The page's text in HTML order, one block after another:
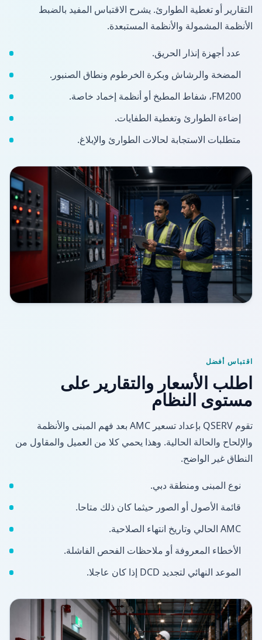
التقارير أو تغطية الطوارئ. يشرح الاقتباس المفيد بالضبط
الأنظمة المشمولة والأنظمة المستبعدة.
عدد أجهزة إنذار الحريق.
المضخة والرشاش وبكرة الخرطوم ونطاق الصنبور.
FM200، شفاط المطبخ أو أنظمة إخماد خاصة.
إضاءة الطوارئ وتغطية الطفايات.
متطلبات الاستجابة لحالات الطوارئ والإبلاغ.
اقتباس أفضل
اطلب الأسعار والتقارير على
مستوى النظام
تقوم QSERV بإعداد تسعير AMC بعد فهم المبنى والأنظمة
والإلحاح والحالة الحالية. وهذا يحمي كلا من العميل والمقاول من
النطاق غير الواضح.
نوع المبنى ومنطقة دبي.
قائمة الأصول أو الصور حيثما كان ذلك متاحا.
AMC الحالي وتاريخ انتهاء الصلاحية.
الأخطاء المعروفة أو ملاحظات الفحص الفاشلة.
الموعد النهائي لتجديد DCD إذا كان عاجلا.